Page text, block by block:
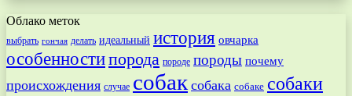
Облако меток
выбрать гончая делать идеальный история овчарка
особенностипорода породе породы почему
происхождения случае собак собака собаке собаки